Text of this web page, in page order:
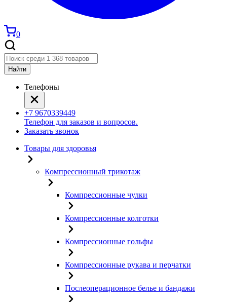
0
Найти
Телефоны
+7 9670339449
Телефон для заказов и вопросов.
Заказать звонок
Товары для здоровья
Компрессионный трикотаж
Компрессионные чулки
Компрессионные колготки
Компрессионные гольфы
Компрессионные рукава и перчатки
Послеоперационное белье и бандажи